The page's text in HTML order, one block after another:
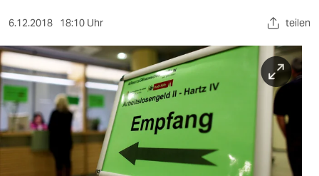
sport
berlin
nord
wahrheit
6.12.2018 18:10 Uhr teilen